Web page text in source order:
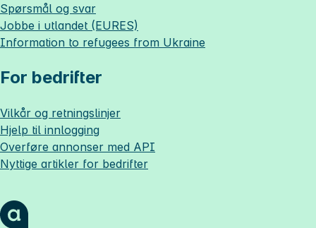
Spørsmål og svar
Jobbe i utlandet (EURES)
Information to refugees from Ukraine
For bedrifter
Vilkår og retningslinjer
Hjelp til innlogging
Overføre annonser med API
Nyttige artikler for bedrifter